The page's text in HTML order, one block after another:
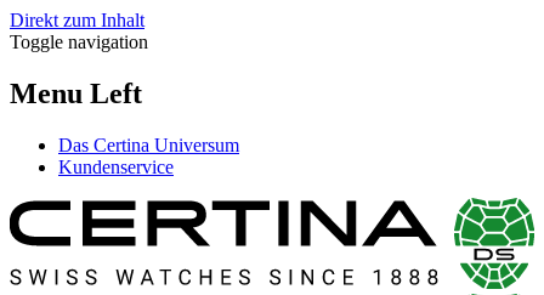
Direkt zum Inhalt
Toggle navigation
Menu Left
Das Certina Universum
Kundenservice